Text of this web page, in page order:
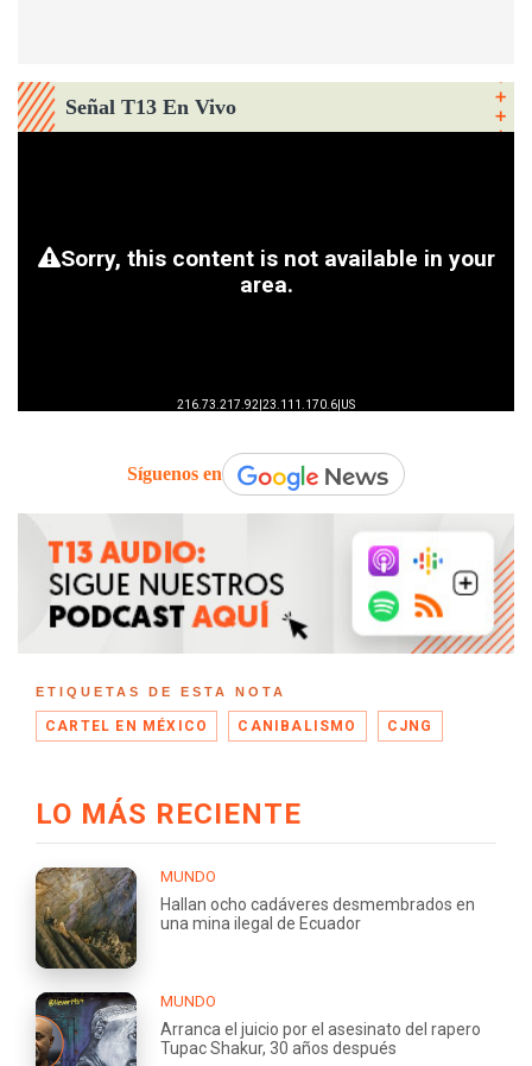
Señal T13 En Vivo
Síguenos en
ETIQUETAS DE ESTA NOTA
CARTEL EN MÉXICO CANIBALISMO CJNG
LO MÁS RECIENTE
MUNDO
Hallan ocho cadáveres desmembrados en
una mina ilegal de Ecuador
MUNDO
Arranca el juicio por el asesinato del rapero
Tupac Shakur, 30 años después